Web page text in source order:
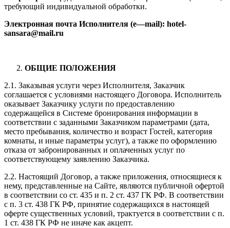
требующий индивидуальной обработки.
Электронная почта Исполнителя (e—mail): hotel-
sansara@mail.ru
ОБЩИЕ ПОЛОЖЕНИЯ
2.1. Заказывая услуги через Исполнителя, Заказчик
соглашается с условиями настоящего Договора. Исполнитель
оказывает Заказчику услуги по предоставлению
содержащейся в Системе бронирования информации в
соответствии с заданными Заказчиком параметрами (дата,
место пребывания, количество и возраст Гостей, категория
комнаты, и иные параметры услуг), а также по оформлению
отказа от забронированных и оплаченных услуг по
соответствующему заявлению Заказчика.
2.2. Настоящий Договор, а также приложения, относящиеся к
нему, представленные на Сайте, являются публичной офертой
в соответствии со ст. 435 и п. 2 ст. 437 ГК РФ. В соответствии
с п. 3 ст. 438 ГК РФ, принятие содержащихся в настоящей
оферте существенных условий, трактуется в соответствии с п.
1 ст. 438 ГК РФ не иначе как акцепт.